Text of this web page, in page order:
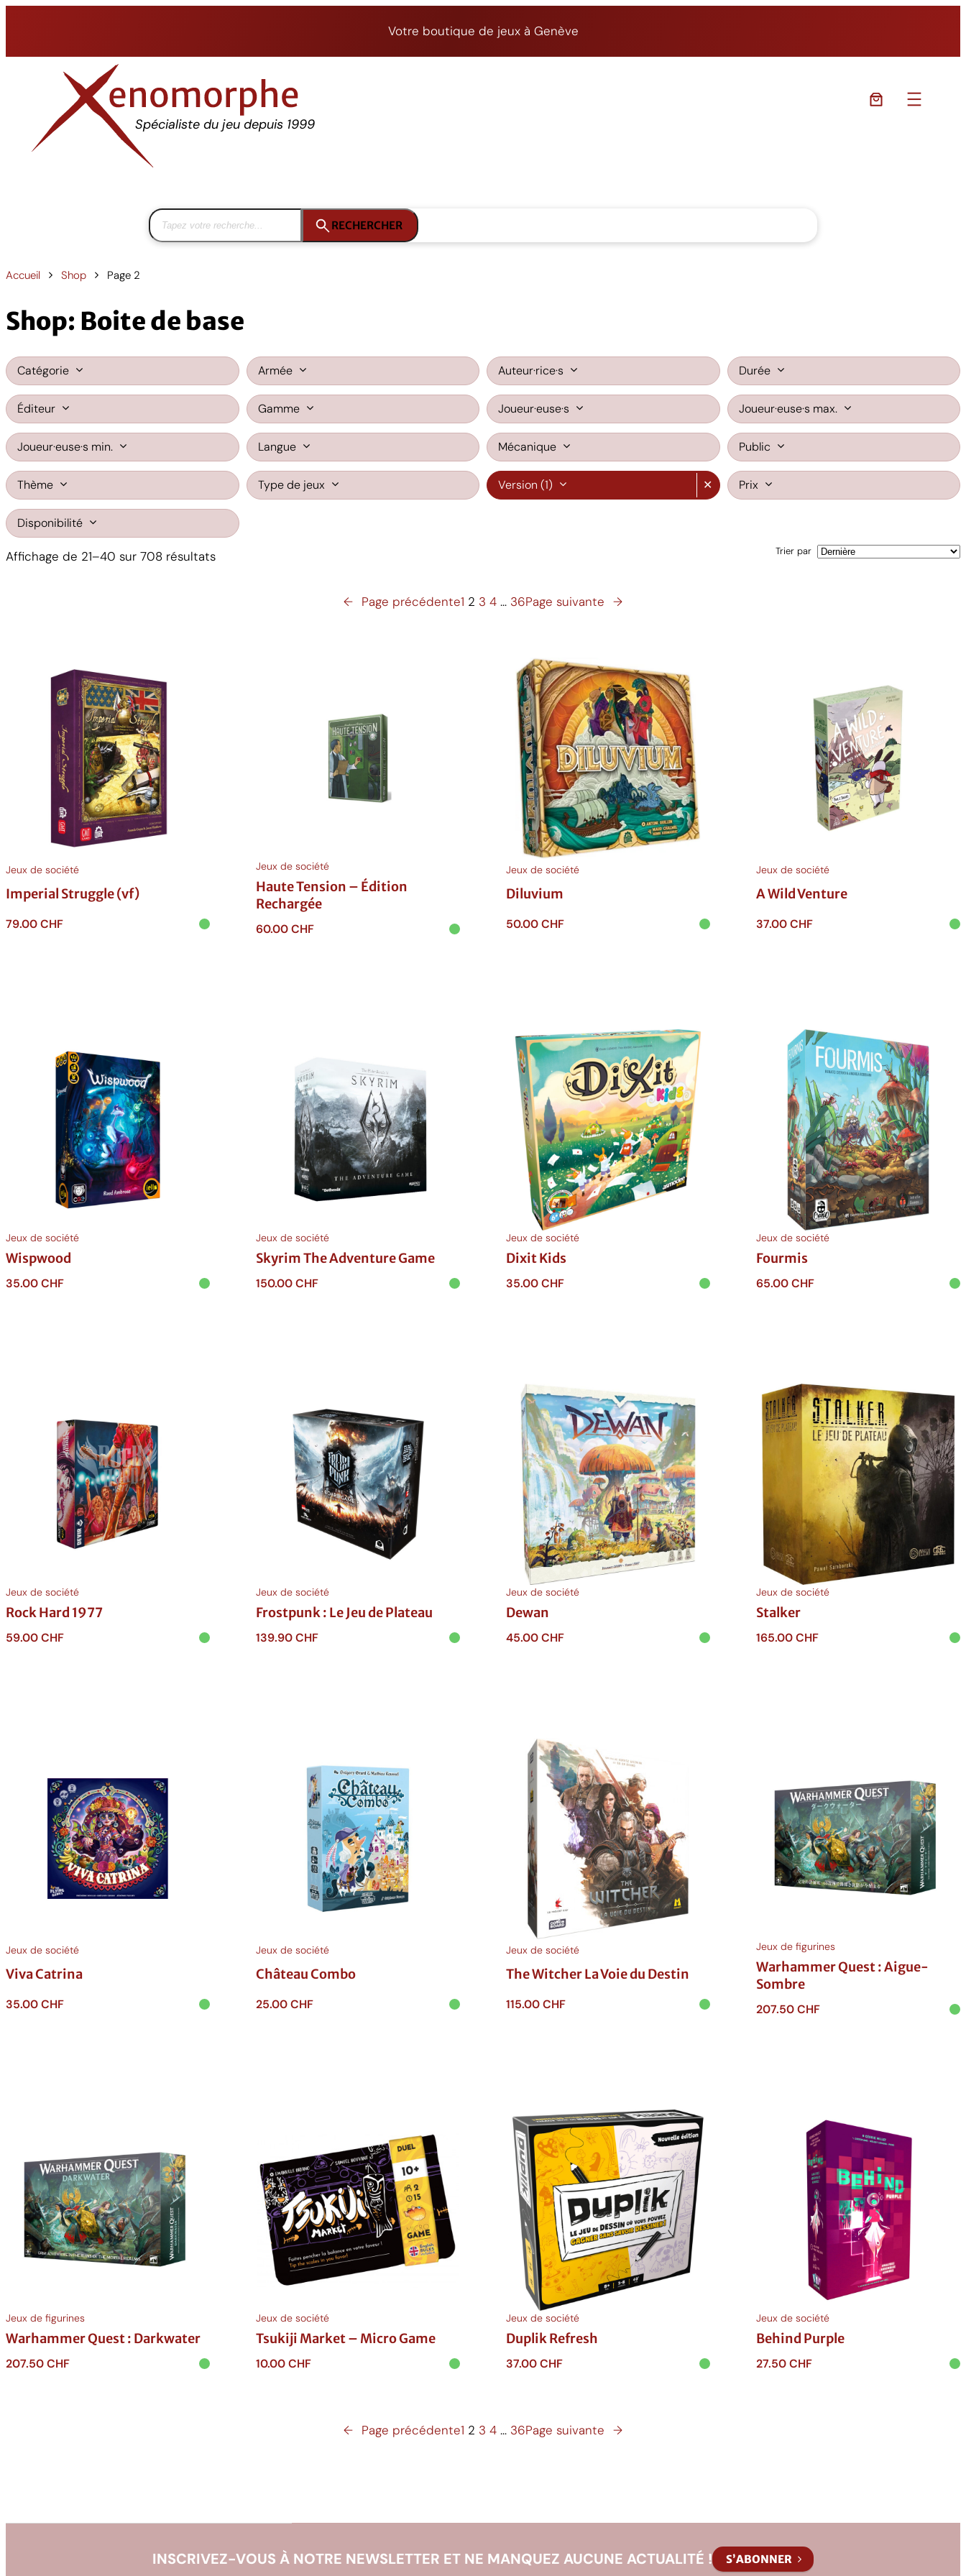
Votre boutique de jeux à Genève
Spécialiste du jeu depuis 1999
RECHERCHER
Accueil Shop Page 2
Shop: Boite de base
Catégorie Armée Auteur·rice·s Durée
Éditeur Gamme Joueur·euse·s Joueur·euse·s max.
Joueur·euse·s min. Langue Mécanique Public
Thème Type de jeux Version (1) ✕ Prix
Disponibilité
Affichage de 21–40 sur 708 résultatsTrié
Trier par
← Page précédente1 2 3 4 … 36Page suivante →
Jeux de société
Imperial Struggle (vf)
79.00CHF
Jeux de société
Haute Tension – Édition
Rechargée
60.00CHF
Jeux de société
Diluvium
50.00CHF
Jeux de société
A Wild Venture
37.00CHF
Jeux de société
Wispwood
35.00CHF
Jeux de société
Skyrim The Adventure Game
150.00CHF
Jeux de société
Dixit Kids
35.00CHF
Jeux de société
Fourmis
65.00CHF
Jeux de société
Rock Hard 1977
59.00CHF
Jeux de société
Frostpunk : Le Jeu de Plateau
139.90CHF
Jeux de société
Dewan
45.00CHF
Jeux de société
Stalker
165.00CHF
Jeux de société
Viva Catrina
35.00CHF
Jeux de société
Château Combo
25.00CHF
Jeux de société
The Witcher La Voie du Destin
115.00CHF
Jeux de figurines
Warhammer Quest : Aigue-
Sombre
207.50CHF
Jeux de figurines
Warhammer Quest : Darkwater
207.50CHF
Jeux de société
Tsukiji Market – Micro Game
10.00CHF
Jeux de société
Duplik Refresh
37.00CHF
Jeux de société
Behind Purple
27.50CHF
← Page précédente1 2 3 4 … 36Page suivante →
INSCRIVEZ-VOUS À NOTRE NEWSLETTER ET NE MANQUEZ AUCUNE ACTUALITÉ ! S’ABONNER